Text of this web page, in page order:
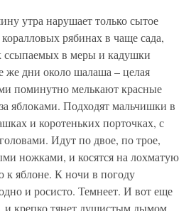
утра нарушает только сытое
рябинах в чаще сада,
ссыпаемых в меры и кадушки
же дни около шалаша – целая
поминутно мелькают красные
яблоками. Подходят мальчишки в
и коротеньких порточках, с
Идут по двое, по трое,
ножками, и косятся на лохматую
к яблоне. К ночи в погоду
и росисто. Темнеет. И вот еще
и крепко тянет душистым дымом